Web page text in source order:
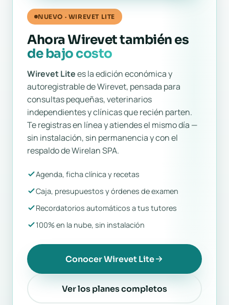
NUEVO · WIREVET LITE
Ahora Wirevet también es
de bajo costo
Wirevet Litees la edición económica y
autoregistrable de Wirevet, pensada para
consultas pequeñas, veterinarios
independientes y clínicas que recién parten.
Te registras en línea y atiendes el mismo día —
sin instalación, sin permanencia y con el
respaldo de Wirelan SPA.
Agenda, ficha clínica y recetas
Caja, presupuestos y órdenes de examen
Recordatorios automáticos a tus tutores
100% en la nube, sin instalación
Conocer Wirevet Lite
Ver los planes completos